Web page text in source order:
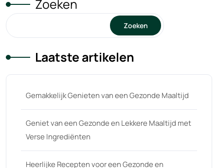
Zoeken
Zoeken
Laatste artikelen
Gemakkelijk Genieten van een Gezonde Maaltijd
Geniet van een Gezonde en Lekkere Maaltijd met
Verse Ingrediënten
Heerlijke Recepten voor een Gezonde en